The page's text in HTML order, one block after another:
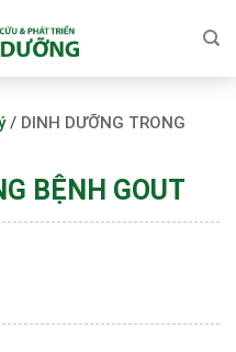
/ DINH DƯỠNG TRONG
BỆNH GOUT